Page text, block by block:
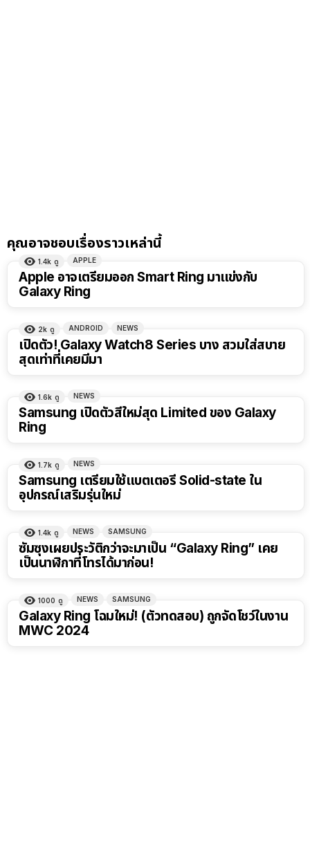
คุณอาจชอบเรื่องราวเหล่านี้
1.4k ดู APPLE
Apple อาจเตรียมออก Smart Ring มาแข่งกับ
Galaxy Ring
2k ดู ANDROID NEWS
เปิดตัว! Galaxy Watch8 Series บาง สวมใส่สบาย
สุดเท่าที่เคยมีมา
1.6k ดู NEWS
Samsung เปิดตัวสีใหม่สุด Limited ของ Galaxy
Ring
1.7k ดู NEWS
Samsung เตรียมใช้แบตเตอรี่ Solid-state ใน
อุปกรณ์เสริมรุ่นใหม่
1.4k ดู NEWS SAMSUNG
ซัมซุงเผยประวัติกว่าจะมาเป็น “Galaxy Ring” เคย
เป็นนาฬิกาที่โทรได้มาก่อน!
1000 ดู NEWS SAMSUNG
Galaxy Ring โฉมใหม่! (ตัวทดสอบ) ถูกจัดโชว์ในงาน
MWC 2024